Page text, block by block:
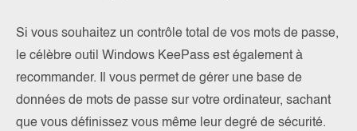
Si vous souhaitez un contrôle total de vos mots de passe,
le célèbre outil Windows KeePass est également à
recommander. Il vous permet de gérer une base de
données de mots de passe sur votre ordinateur, sachant
que vous définissez vous même leur degré de sécurité.